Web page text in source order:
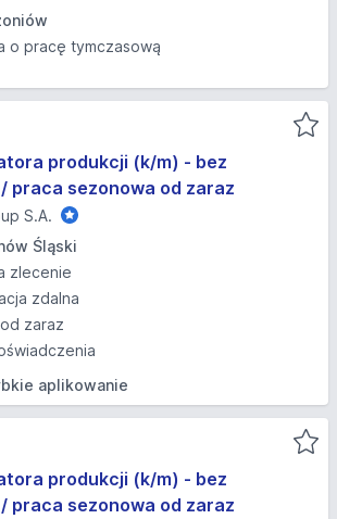
o pracę tymczasową
produkcji (k/m) - bez
praca sezonowa od zaraz
S.A.
Śląski
zlecenie
zdalna
zaraz
aplikowanie
produkcji (k/m) - bez
praca sezonowa od zaraz